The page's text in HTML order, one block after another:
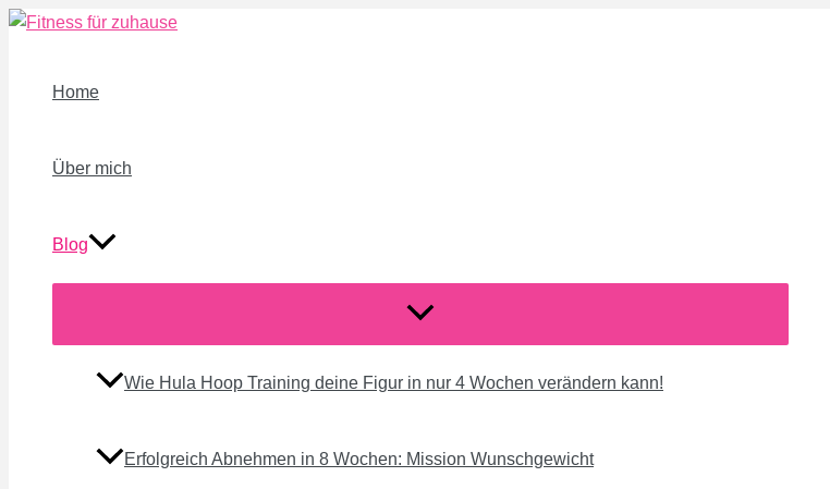
Zum
Home
Über mich
Blog
Menü
Wie Hula Hoop Training deine Figur in nur 4 Wochen verändern kann!
Erfolgreich Abnehmen in 8 Wochen: Mission Wunschgewicht